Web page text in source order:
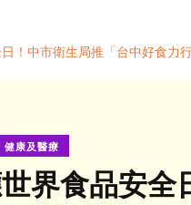
！中市衛生局推「台中好食力
健康及醫療
界食品安全